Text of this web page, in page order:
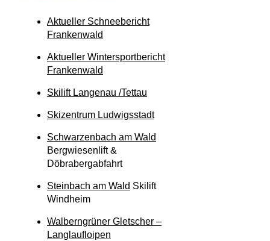
Aktueller Schneebericht
Frankenwald
Aktueller Wintersportbericht
Frankenwald
Skilift Langenau /Tettau
Skizentrum Ludwigsstadt
Schwarzenbach am Wald
Bergwiesenlift &
Döbrabergabfahrt
Steinbach am Wald Skilift
Windheim
Walberngrüner Gletscher –
Langlaufloipen